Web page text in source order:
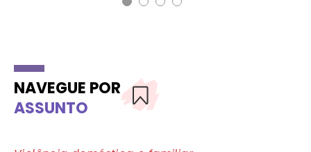
NAVEGUE POR
ASSUNTO